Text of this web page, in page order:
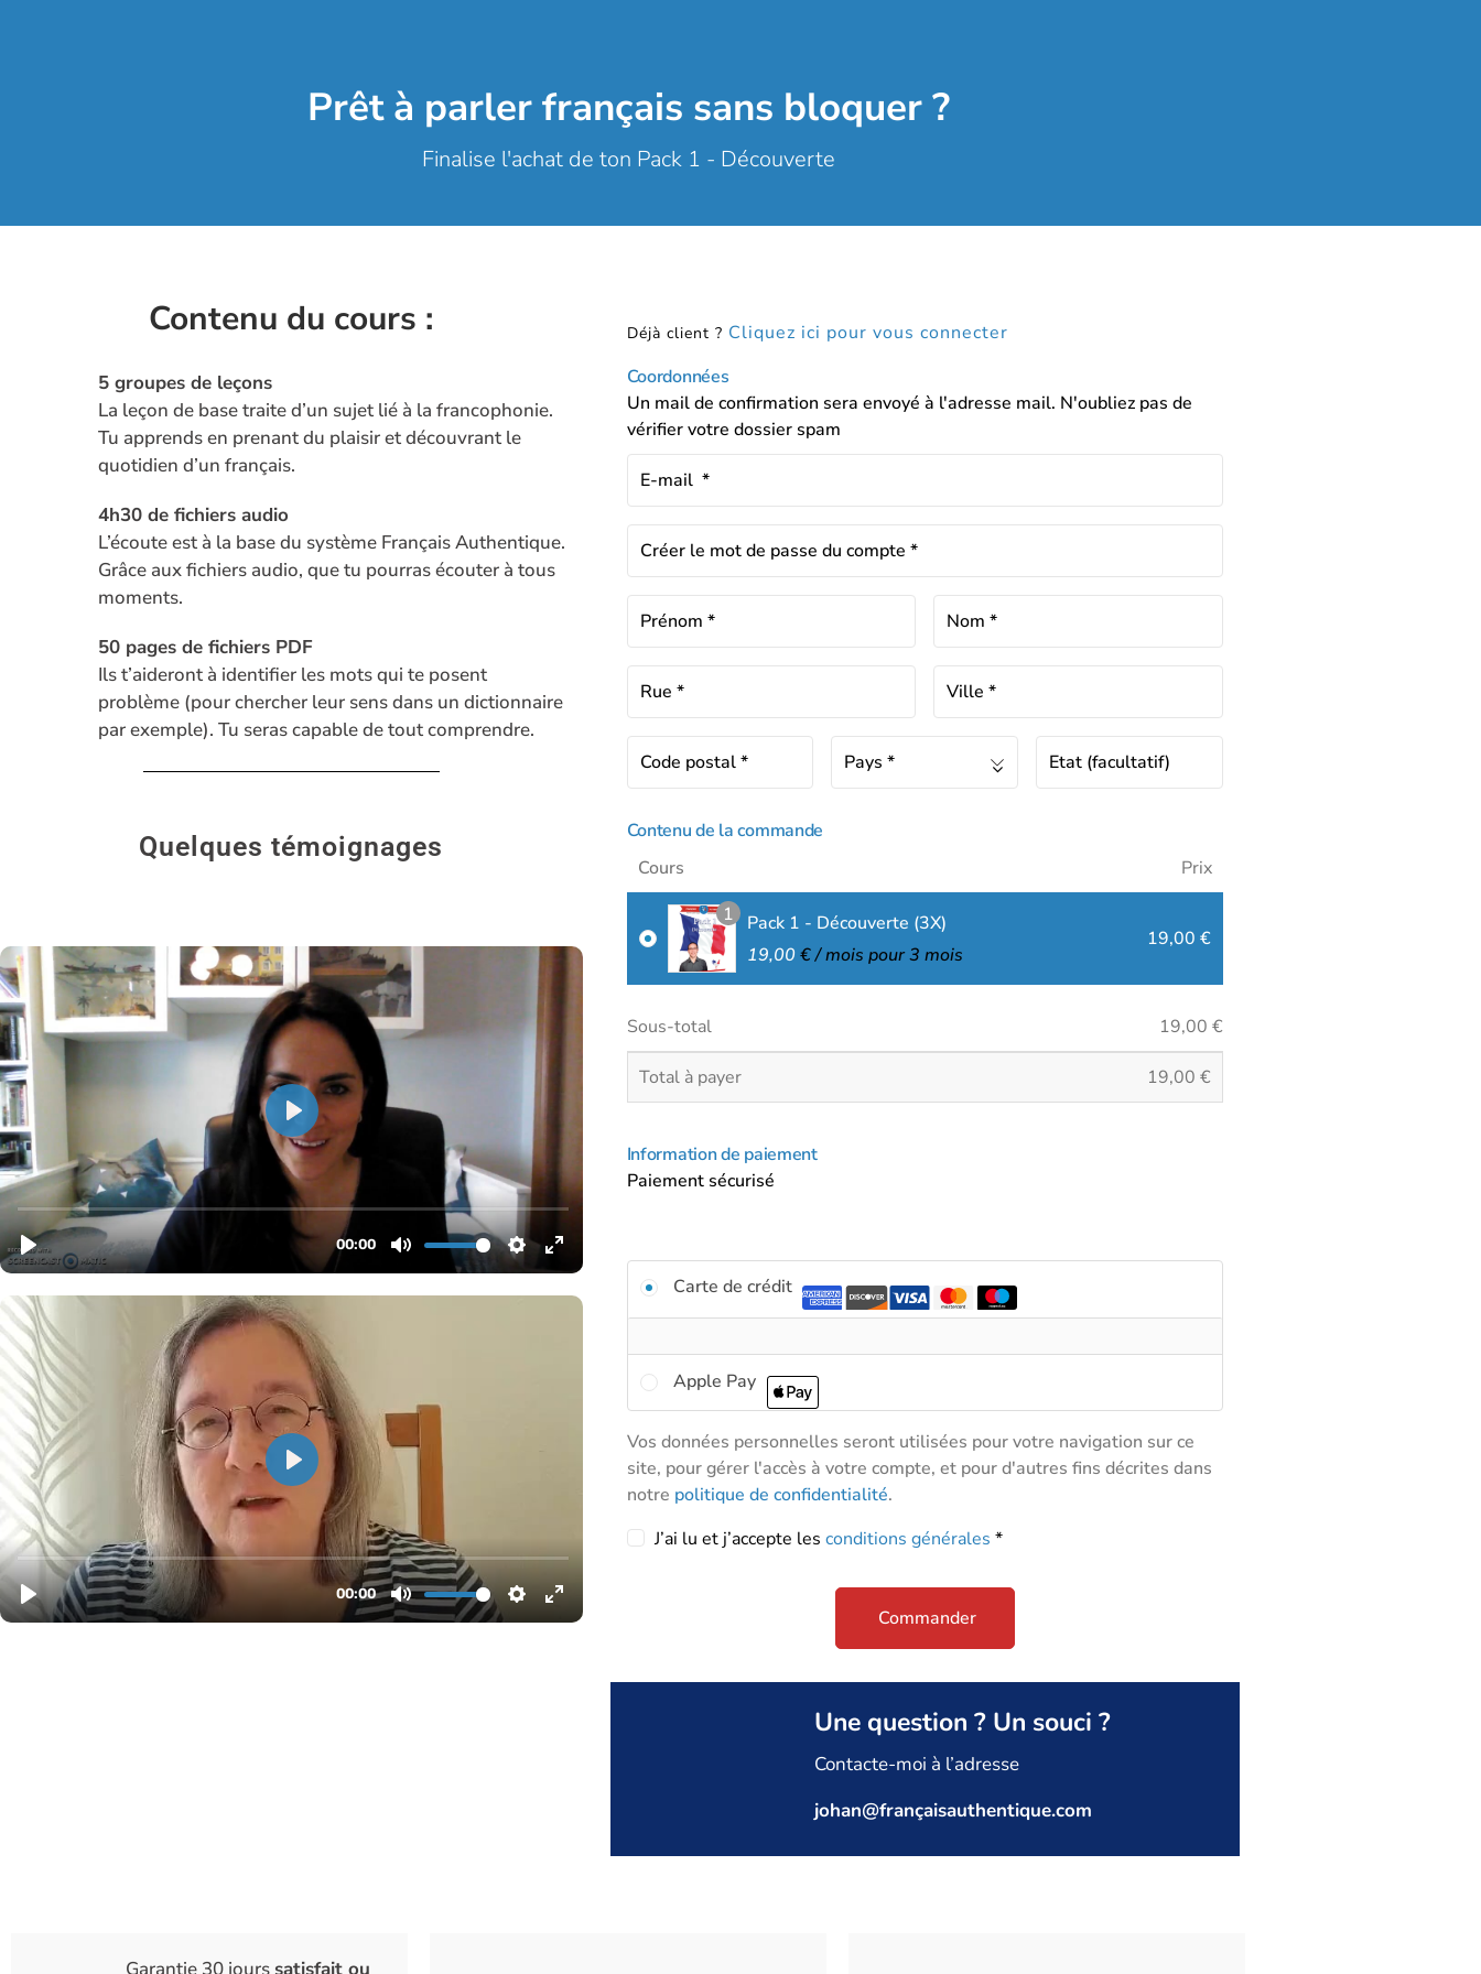
Prêt à parler français sans bloquer ?
Finalise l'achat de ton Pack 1 - Découverte
Contenu du cours :
5 groupes de leçons
La leçon de base traite d’un sujet lié à la francophonie.
Tu apprends en prenant du plaisir et découvrant le
quotidien d’un français.
4h30 de fichiers audio
L’écoute est à la base du système Français Authentique.
Grâce aux fichiers audio, que tu pourras écouter à tous
moments.
50 pages de fichiers PDF
Ils t’aideront à identifier les mots qui te posent
problème (pour chercher leur sens dans un dictionnaire
par exemple). Tu seras capable de tout comprendre.
Quelques témoignages
Déjà client ? Cliquez ici pour vous connecter
Coordonnées
Un mail de confirmation sera envoyé à l'adresse mail. N'oubliez pas de
vérifier votre dossier spam
E-mail *
Créer le mot de passe du compte *
Prénom * Nom*
Rue * Ville*
Code postal* Pays* Etat (facultatif)
Contenu de la commande
Cours
Prix
1
Pack 1 - Découverte (3X)
19,00€/ mois pour 3 mois
19,00 €
Sous-total 19,00 €
Total à payer 19,00 €
Information de paiement
Paiement sécurisé
Carte de crédit
Apple Pay
Vos données personnelles seront utilisées pour votre navigation sur ce
site, pour gérer l'accès à votre compte, et pour d'autres fins décrites dans
notre politique de confidentialité.
J’ai lu et j’accepte les conditions générales *
Commander
Se
Identifiant ou e-mail
souvenir
de moi
Mot
Se connecter
Une question ? Un souci ?
Contacte-moi à l’adresse
johan@françaisauthentique.com